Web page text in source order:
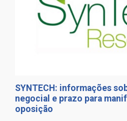
SYNTECH: informações
negocial e prazo para
oposição